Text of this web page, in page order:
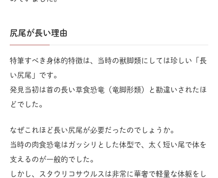
尻尾が長い理由
特筆すべき身体的特徴は、当時の獣脚類にしては珍しい「長
い尻尾」です。
発見当初は首の長い草食恐竜（竜脚形類）と勘違いされたほ
どでした。
なぜこれほど長い尻尾が必要だったのでしょうか。
当時の肉食恐竜はガッシリとした体型で、太く短い尾で体を
支えるのが一般的でした。
しかし、スタウリコサウルスは非常に華奢で軽量な体躯をし